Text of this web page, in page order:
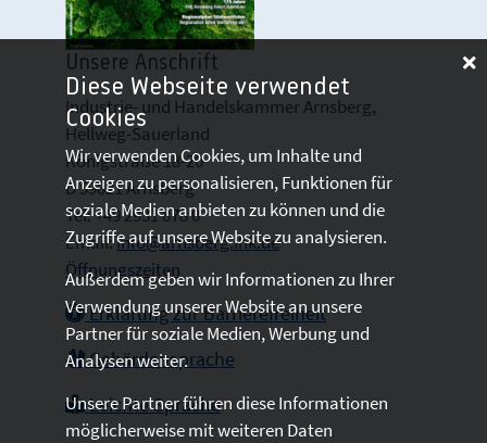
Unsere Anschrift
Industrie- und Handelskammer Arnsberg,
Hellweg-Sauerland
Königstraße 18-20
D 59821 Arnsberg
Tel: +49 2931 878 0
Email:info@arnsberg.ihk.de
Öffnungszeiten
Erklärung zur Barrierefreiheit
Gebärdensprache
Leichte Sprache
Diese Webseite verwendet
Cookies
Wir verwenden Cookies, um Inhalte und
Anzeigen zu personalisieren, Funktionen für
soziale Medien anbieten zu können und die
Zugriffe auf unsere Website zu analysieren.
Außerdem geben wir Informationen zu Ihrer
Verwendung unserer Website an unsere
Partner für soziale Medien, Werbung und
Analysen weiter.
Unsere Partner führen diese Informationen
möglicherweise mit weiteren Daten